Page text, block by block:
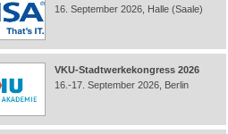
16. September 2026, Halle (Saale)
VKU-Stadtwerkekongress 2026
16.-17. September 2026, Berlin